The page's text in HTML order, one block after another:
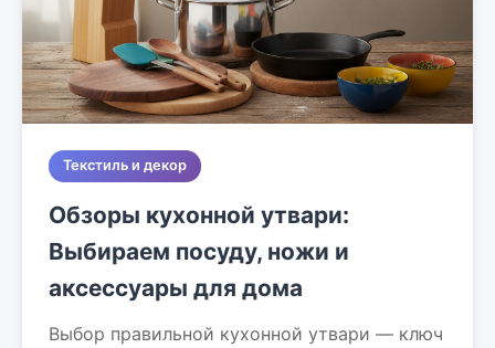
Текстиль и декор
Обзоры кухонной утвари:
Выбираем посуду, ножи и
аксессуары для дома
Выбор правильной кухонной утвари — ключ